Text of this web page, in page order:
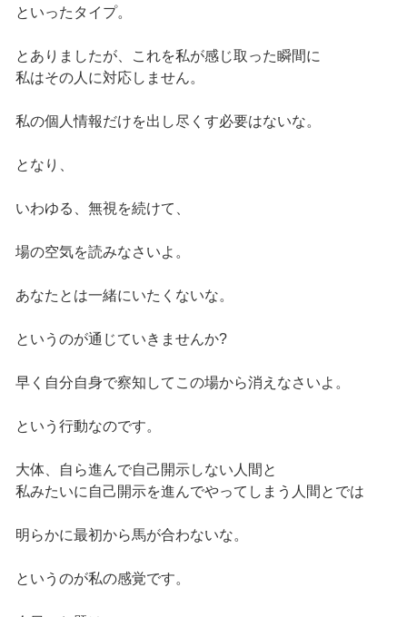
といったタイプ。
とありましたが、これを私が感じ取った瞬間に
私はその人に対応しません。
私の個人情報だけを出し尽くす必要はないな。
となり、
いわゆる、無視を続けて、
場の空気を読みなさいよ。
あなたとは一緒にいたくないな。
というのが通じていきませんか?
早く自分自身で察知してこの場から消えなさいよ。
という行動なのです。
大体、自ら進んで自己開示しない人間と
私みたいに自己開示を進んでやってしまう人間とでは
明らかに最初から馬が合わないな。
というのが私の感覚です。